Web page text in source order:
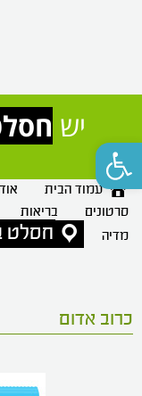
פתח סרגל
יש
עמוד הבית
סרטונים
בריאות
מדיה
חסלט
כרוב אדום